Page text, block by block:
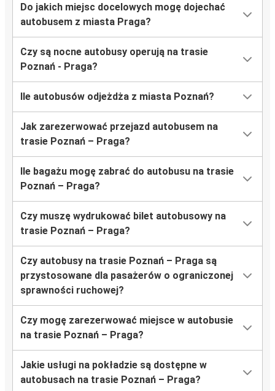
Do jakich miejsc docelowych mogę dojechać
autobusem z miasta Praga?
Czy są nocne autobusy operują na trasie
Poznań - Praga?
Ile autobusów odjeżdża z miasta Poznań?
Jak zarezerwować przejazd autobusem na
trasie Poznań – Praga?
Ile bagażu mogę zabrać do autobusu na trasie
Poznań – Praga?
Czy muszę wydrukować bilet autobusowy na
trasie Poznań – Praga?
Czy autobusy na trasie Poznań – Praga są
przystosowane dla pasażerów o ograniczonej
sprawności ruchowej?
Czy mogę zarezerwować miejsce w autobusie
na trasie Poznań – Praga?
Jakie usługi na pokładzie są dostępne w
autobusach na trasie Poznań – Praga?